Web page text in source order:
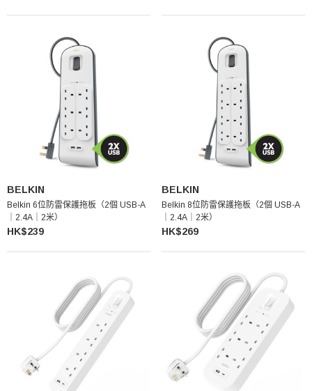
BELKIN
Belkin 6位防雷保護拖板（2個 USB-A
｜2.4A｜2米）
HK$239
BELKIN
Belkin 8位防雷保護拖板（2個 USB-A
｜2.4A｜2米）
HK$269